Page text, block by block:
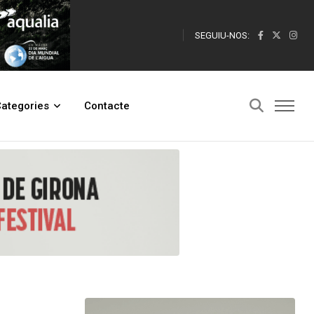
SEGUIU-NOS:
Contacte